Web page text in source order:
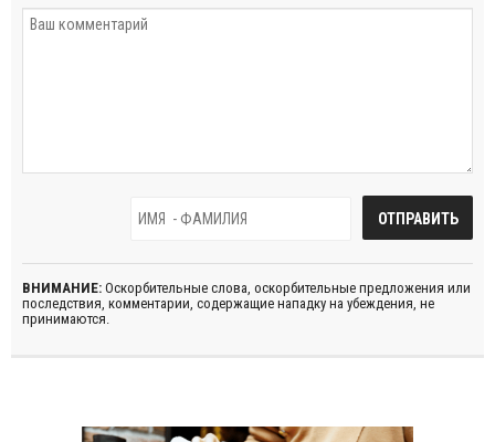
ВНИМАНИЕ: Оскорбительные слова, оскорбительные предложения или
последствия, комментарии, содержащие нападку на убеждения, не
принимаются.